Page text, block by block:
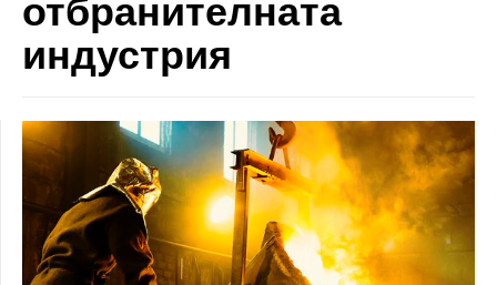
индустрия